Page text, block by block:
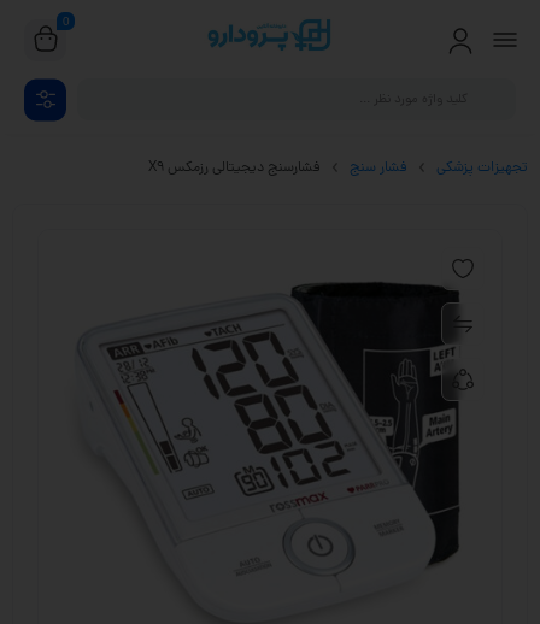
0
تجهیزات پزشکی فشار سنج فشارسنج دیجیتالی رزمکس X9